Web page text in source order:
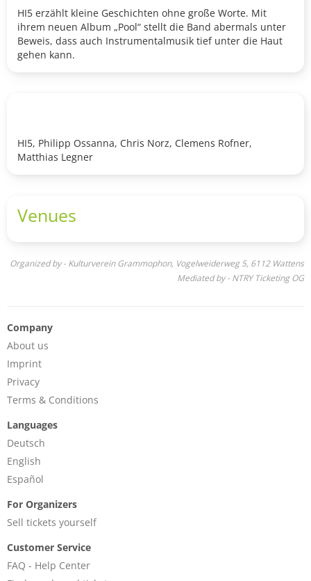
HI5 erzählt kleine Geschichten ohne große Worte. Mit
ihrem neuen Album „Pool“ stellt die Band abermals unter
Beweis, dass auch Instrumentalmusik tief unter die Haut
gehen kann.
HI5, Philipp Ossanna, Chris Norz, Clemens Rofner,
Matthias Legner
Venues
Organized by - Kulturverein Grammophon, Vogelweiderweg 5, 6112 Wattens
Mediated by - NTRY Ticketing OG
Company
About us
Imprint
Privacy
Terms & Conditions
Languages
Deutsch
English
Español
For Organizers
Sell tickets yourself
Customer Service
FAQ - Help Center